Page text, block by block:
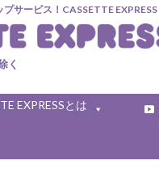
サービス！CASSETTE EXPRESS
く
EXPRESSとは